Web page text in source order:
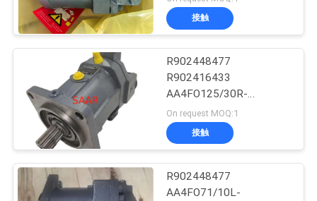
て
旅
行
レクスロットの濾
材
トン固定ポンプ
接触
R902448477
R902416433
AA4FO125/30R-
PZB25N00 A4FOシリー
ズアキシャルピストン固
定ポンプ
On request MOQ:1
接触
R902448477
AA4FO71/10L-